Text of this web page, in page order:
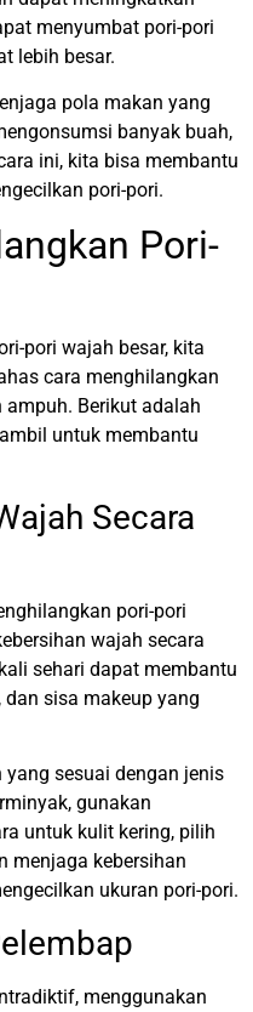
menyumbat pori-pori
lebih besar.
pola makan yang
banyak buah,
ini, kita bisa membantu
pori-pori.
Pori-
pori wajah besar, kita
cara menghilangkan
Berikut adalah
untuk membantu
Secara
pori-pori
wajah secara
sehari dapat membantu
sisa makeup yang
sesuai dengan jenis
gunakan
untuk kulit kering, pilih
menjaga kebersihan
ukuran pori-pori.
menggunakan